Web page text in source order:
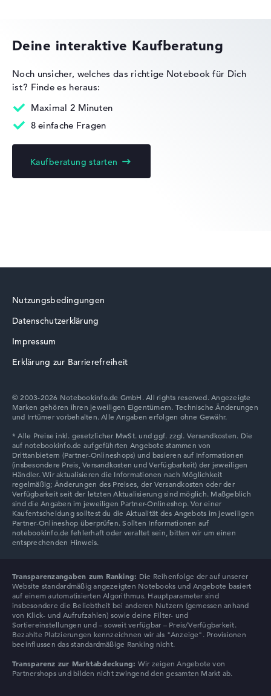
Lenovo Yoga
Lenovo Chromebook
Lenovo V
Deine interaktive Kaufberatung
Noch unsicher, welches das richtige Notebook für Dich
ist? Finde es heraus:
Maximal 2 Minuten
8 einfache Fragen
Kaufberatung starten
Nutzungsbedingungen
Datenschutzerklärung
Impressum
Erklärung zur Barrierefreiheit
© 2003-2026 Notebookinfo.de GmbH. All rights reserved. Angezeigte
Marken gehören ihren jeweiligen Eigentümern. Technische Änderungen
und Irrtümer vorbehalten. Alle Angaben erfolgen ohne Gewähr.
Transparenzangaben zum Ranking: Die Reihenfolge der auf unserer
Website standardmäßig angezeigten Notebooks und Angebote basiert
auf einem automatisierten Algorithmus. Hauptparameter sind
insbesondere die Beliebtheit bei anderen Nutzern (gemessen anhand
von Klick- und Aufrufzahlen) sowie deine Filter- und
Sortiereinstellungen und – soweit verfügbar – Preis/Verfügbarkeit.
Bezahlte Platzierungen kennzeichnen wir als "Anzeige". Provisionen
beeinflussen das standardmäßige Ranking nicht.
Transparenz zur Marktabdeckung: Wir zeigen Angebote von
Partnershops und bilden nicht zwingend den gesamten Markt ab.